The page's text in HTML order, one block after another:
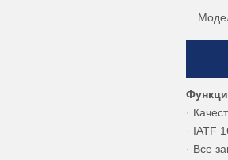
·
· IATF
· Все